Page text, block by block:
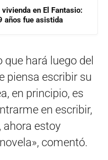
vivienda en El Fantasio:
años fue asistida
hará luego del
piensa escribir su
en principio, es
en escribir,
ahora estoy
comentó.